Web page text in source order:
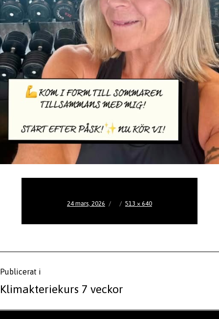
Publicerat
24 mars, 2026
Full
513 × 640
Publicerat i
Klimakteriekurs 7 veckor